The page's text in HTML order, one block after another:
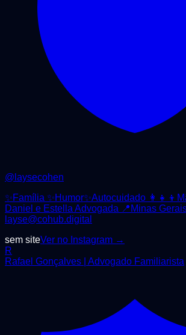
@ laysecohen
✨Família ✨Humor✨Autocuidado
Daniel e Estella Advogada 📍Minas
layse@cohub.digital
sem siteVer no Instagram →
R
Rafael Gonçalves | Advogado Familiarista